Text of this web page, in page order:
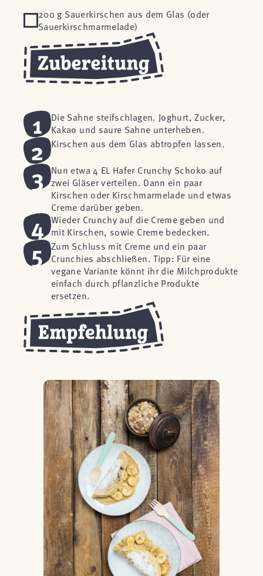
200 g Sauerkirschen aus dem Glas (oder
Sauerkirschmarmelade)
1
Die Sahne steifschlagen. Joghurt, Zucker,
Kakao und saure Sahne unterheben.
2 Kirschen aus dem Glas abtropfen lassen.
3
Nun etwa 4 EL Hafer Crunchy Schoko auf
zwei Gläser verteilen. Dann ein paar
Kirschen oder Kirschmarmelade und etwas
Creme darüber geben.
4 Wieder Crunchy auf die Creme geben und
mit Kirschen, sowie Creme bedecken.
5
Zum Schluss mit Creme und ein paar
Crunchies abschließen. Tipp: Für eine
vegane Variante könnt ihr die Milchprodukte
einfach durch pflanzliche Produkte
ersetzen.